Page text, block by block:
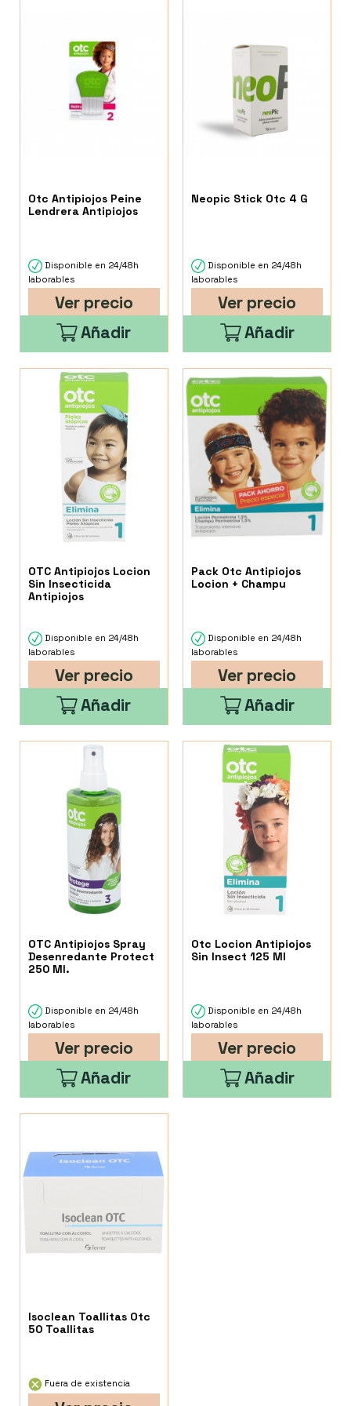
Otc Antipiojos Peine
Lendrera Antipiojos
Disponible en 24/48h
laborables
Ver precio
Añadir
Neopic Stick Otc 4 G
Disponible en 24/48h
laborables
Ver precio
Añadir
OTC Antipiojos Locion
Sin Insecticida
Antipiojos
Disponible en 24/48h
laborables
Ver precio
Añadir
Pack Otc Antipiojos
Locion + Champu
Disponible en 24/48h
laborables
Ver precio
Añadir
OTC Antipiojos Spray
Desenredante Protect
250 Ml.
Disponible en 24/48h
laborables
Ver precio
Añadir
Otc Locion Antipiojos
Sin Insect 125 Ml
Disponible en 24/48h
laborables
Ver precio
Añadir
Isoclean Toallitas Otc
50 Toallitas
Fuera de existencia